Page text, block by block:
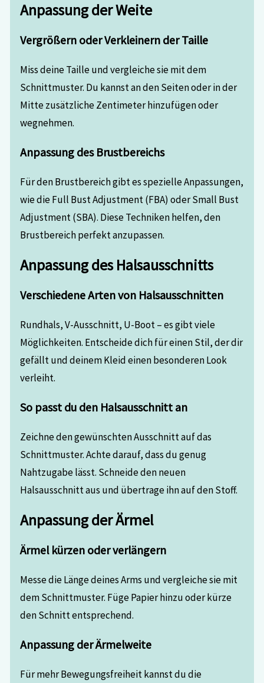
Anpassung der Weite
Vergrößern oder Verkleinern der Taille
Miss deine Taille und vergleiche sie mit dem
Schnittmuster. Du kannst an den Seiten oder in der
Mitte zusätzliche Zentimeter hinzufügen oder
wegnehmen.
Anpassung des Brustbereichs
Für den Brustbereich gibt es spezielle Anpassungen,
wie die Full Bust Adjustment (FBA) oder Small Bust
Adjustment (SBA). Diese Techniken helfen, den
Brustbereich perfekt anzupassen.
Anpassung des Halsausschnitts
Verschiedene Arten von Halsausschnitten
Rundhals, V-Ausschnitt, U-Boot – es gibt viele
Möglichkeiten. Entscheide dich für einen Stil, der dir
gefällt und deinem Kleid einen besonderen Look
verleiht.
So passt du den Halsausschnitt an
Zeichne den gewünschten Ausschnitt auf das
Schnittmuster. Achte darauf, dass du genug
Nahtzugabe lässt. Schneide den neuen
Halsausschnitt aus und übertrage ihn auf den Stoff.
Anpassung der Ärmel
Ärmel kürzen oder verlängern
Messe die Länge deines Arms und vergleiche sie mit
dem Schnittmuster. Füge Papier hinzu oder kürze
den Schnitt entsprechend.
Anpassung der Ärmelweite
Für mehr Bewegungsfreiheit kannst du die